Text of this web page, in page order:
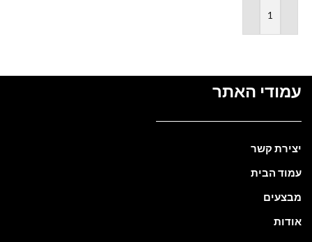
הוספה לסל
עמודי האתר
יצירת קשר
עמוד הבית
מבצעים
אודות